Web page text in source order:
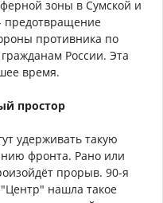
зоны в Сумской и
предотвращение
противника по
России. Эта
время.
простор
удерживать такую
фронта. Рано или
прорыв. 90-я
нашла такое